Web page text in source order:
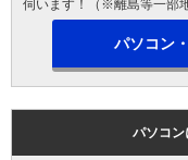
伺います！（※離島等一部
パソコン
パソコン